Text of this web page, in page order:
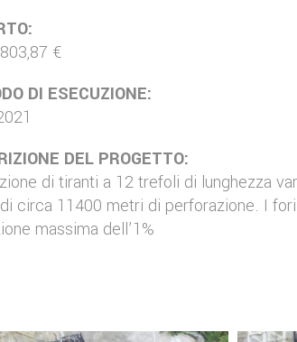
€
DI ESECUZIONE:
DEL PROGETTO:
di tiranti a 12 trefoli di lunghezza
circa 11400 metri di perforazione. I
massima dell’1%